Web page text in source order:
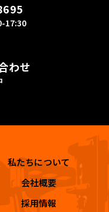
17:30
わせ
私たちについて
会社概要
採用情報